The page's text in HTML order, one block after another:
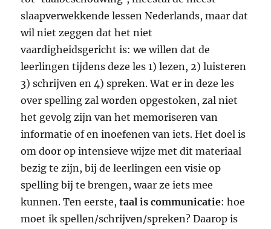
slaapverwekkende lessen Nederlands, maar dat
wil niet zeggen dat het niet
vaardigheidsgericht is: we willen dat de
leerlingen tijdens deze les 1) lezen, 2) luisteren
3) schrijven en 4) spreken. Wat er in deze les
over spelling zal worden opgestoken, zal niet
het gevolg zijn van het memoriseren van
informatie of en inoefenen van iets. Het doel is
om door op intensieve wijze met dit materiaal
bezig te zijn, bij de leerlingen een visie op
spelling bij te brengen, waar ze iets mee
kunnen. Ten eerste,taal is communicatie: hoe
moet ik spellen/schrijven/spreken? Daarop is